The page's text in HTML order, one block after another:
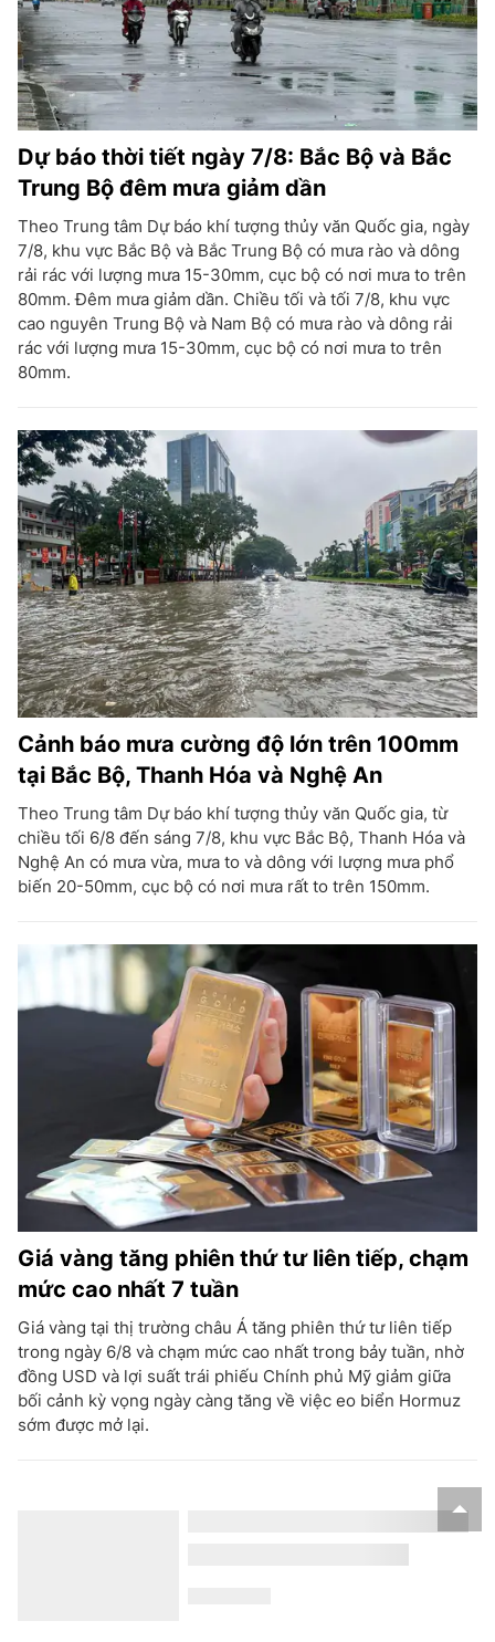
Dự báo thời tiết ngày 7/8: Bắc Bộ và Bắc
Trung Bộ đêm mưa giảm dần
Theo Trung tâm Dự báo khí tượng thủy văn Quốc gia, ngày
7/8, khu vực Bắc Bộ và Bắc Trung Bộ có mưa rào và dông
rải rác với lượng mưa 15-30mm, cục bộ có nơi mưa to trên
80mm. Đêm mưa giảm dần. Chiều tối và tối 7/8, khu vực
cao nguyên Trung Bộ và Nam Bộ có mưa rào và dông rải
rác với lượng mưa 15-30mm, cục bộ có nơi mưa to trên
80mm.
Cảnh báo mưa cường độ lớn trên 100mm
tại Bắc Bộ, Thanh Hóa và Nghệ An
Theo Trung tâm Dự báo khí tượng thủy văn Quốc gia, từ
chiều tối 6/8 đến sáng 7/8, khu vực Bắc Bộ, Thanh Hóa và
Nghệ An có mưa vừa, mưa to và dông với lượng mưa phổ
biến 20-50mm, cục bộ có nơi mưa rất to trên 150mm.
Giá vàng tăng phiên thứ tư liên tiếp, chạm
mức cao nhất 7 tuần
Giá vàng tại thị trường châu Á tăng phiên thứ tư liên tiếp
trong ngày 6/8 và chạm mức cao nhất trong bảy tuần, nhờ
đồng USD và lợi suất trái phiếu Chính phủ Mỹ giảm giữa
bối cảnh kỳ vọng ngày càng tăng về việc eo biển Hormuz
sớm được mở lại.